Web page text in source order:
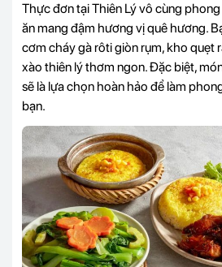
Thực đơn tại Thiên Lý vô cùng
ăn mang đậm hương vị quê hương.
cơm cháy gà rôti giòn rụm, kho quẹt
xào thiên lý thơm ngon. Đặc biệt,
sẽ là lựa chọn hoàn hảo để làm
bạn.